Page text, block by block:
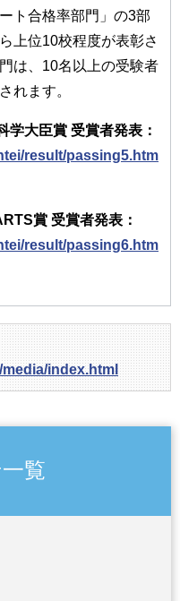
ト合格率部門」の3部
上位10校程度が表彰さ
は、10名以上の受験者
れます。
大臣賞 受賞者発表：
result/passing5.htm
賞 受賞者発表：
result/passing6.htm
index.html
覧